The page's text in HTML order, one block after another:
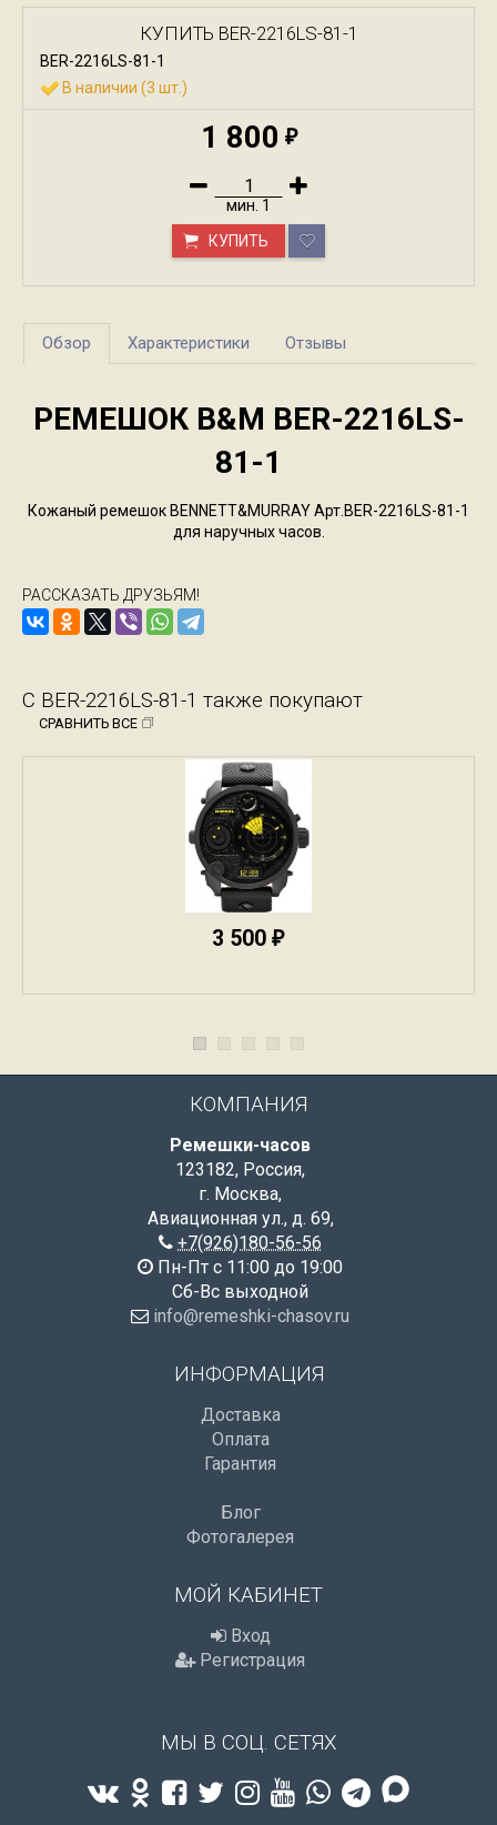
КУПИТЬ BER-2216LS-81-1
BER-2216LS-81-1
В наличии (3 шт.)
1 800 ₽
мин. 1
КУПИТЬ
Обзор Характеристики Отзывы
РЕМЕШОК B&M BER-2216LS-
81-1
Кожаный ремешок BENNETT&MURRAY Арт.BER-2216LS-81-1
для наручных часов.
РАССКАЗАТЬ ДРУЗЬЯМ!
С BER-2216LS-81-1 также покупают
СРАВНИТЬ ВСЕ
3 500 ₽
КОМПАНИЯ
Ремешки-часов
123182, Россия,
г. Москва,
Авиационная ул., д. 69,
+7(926)180-56-56
Пн-Пт с 11:00 до 19:00
Сб-Вс выходной
info@remeshki-chasov.ru
ИНФОРМАЦИЯ
Доставка
Оплата
Гарантия
Блог
Фотогалерея
МОЙ КАБИНЕТ
Вход
Регистрация
МЫ В СОЦ. СЕТЯХ